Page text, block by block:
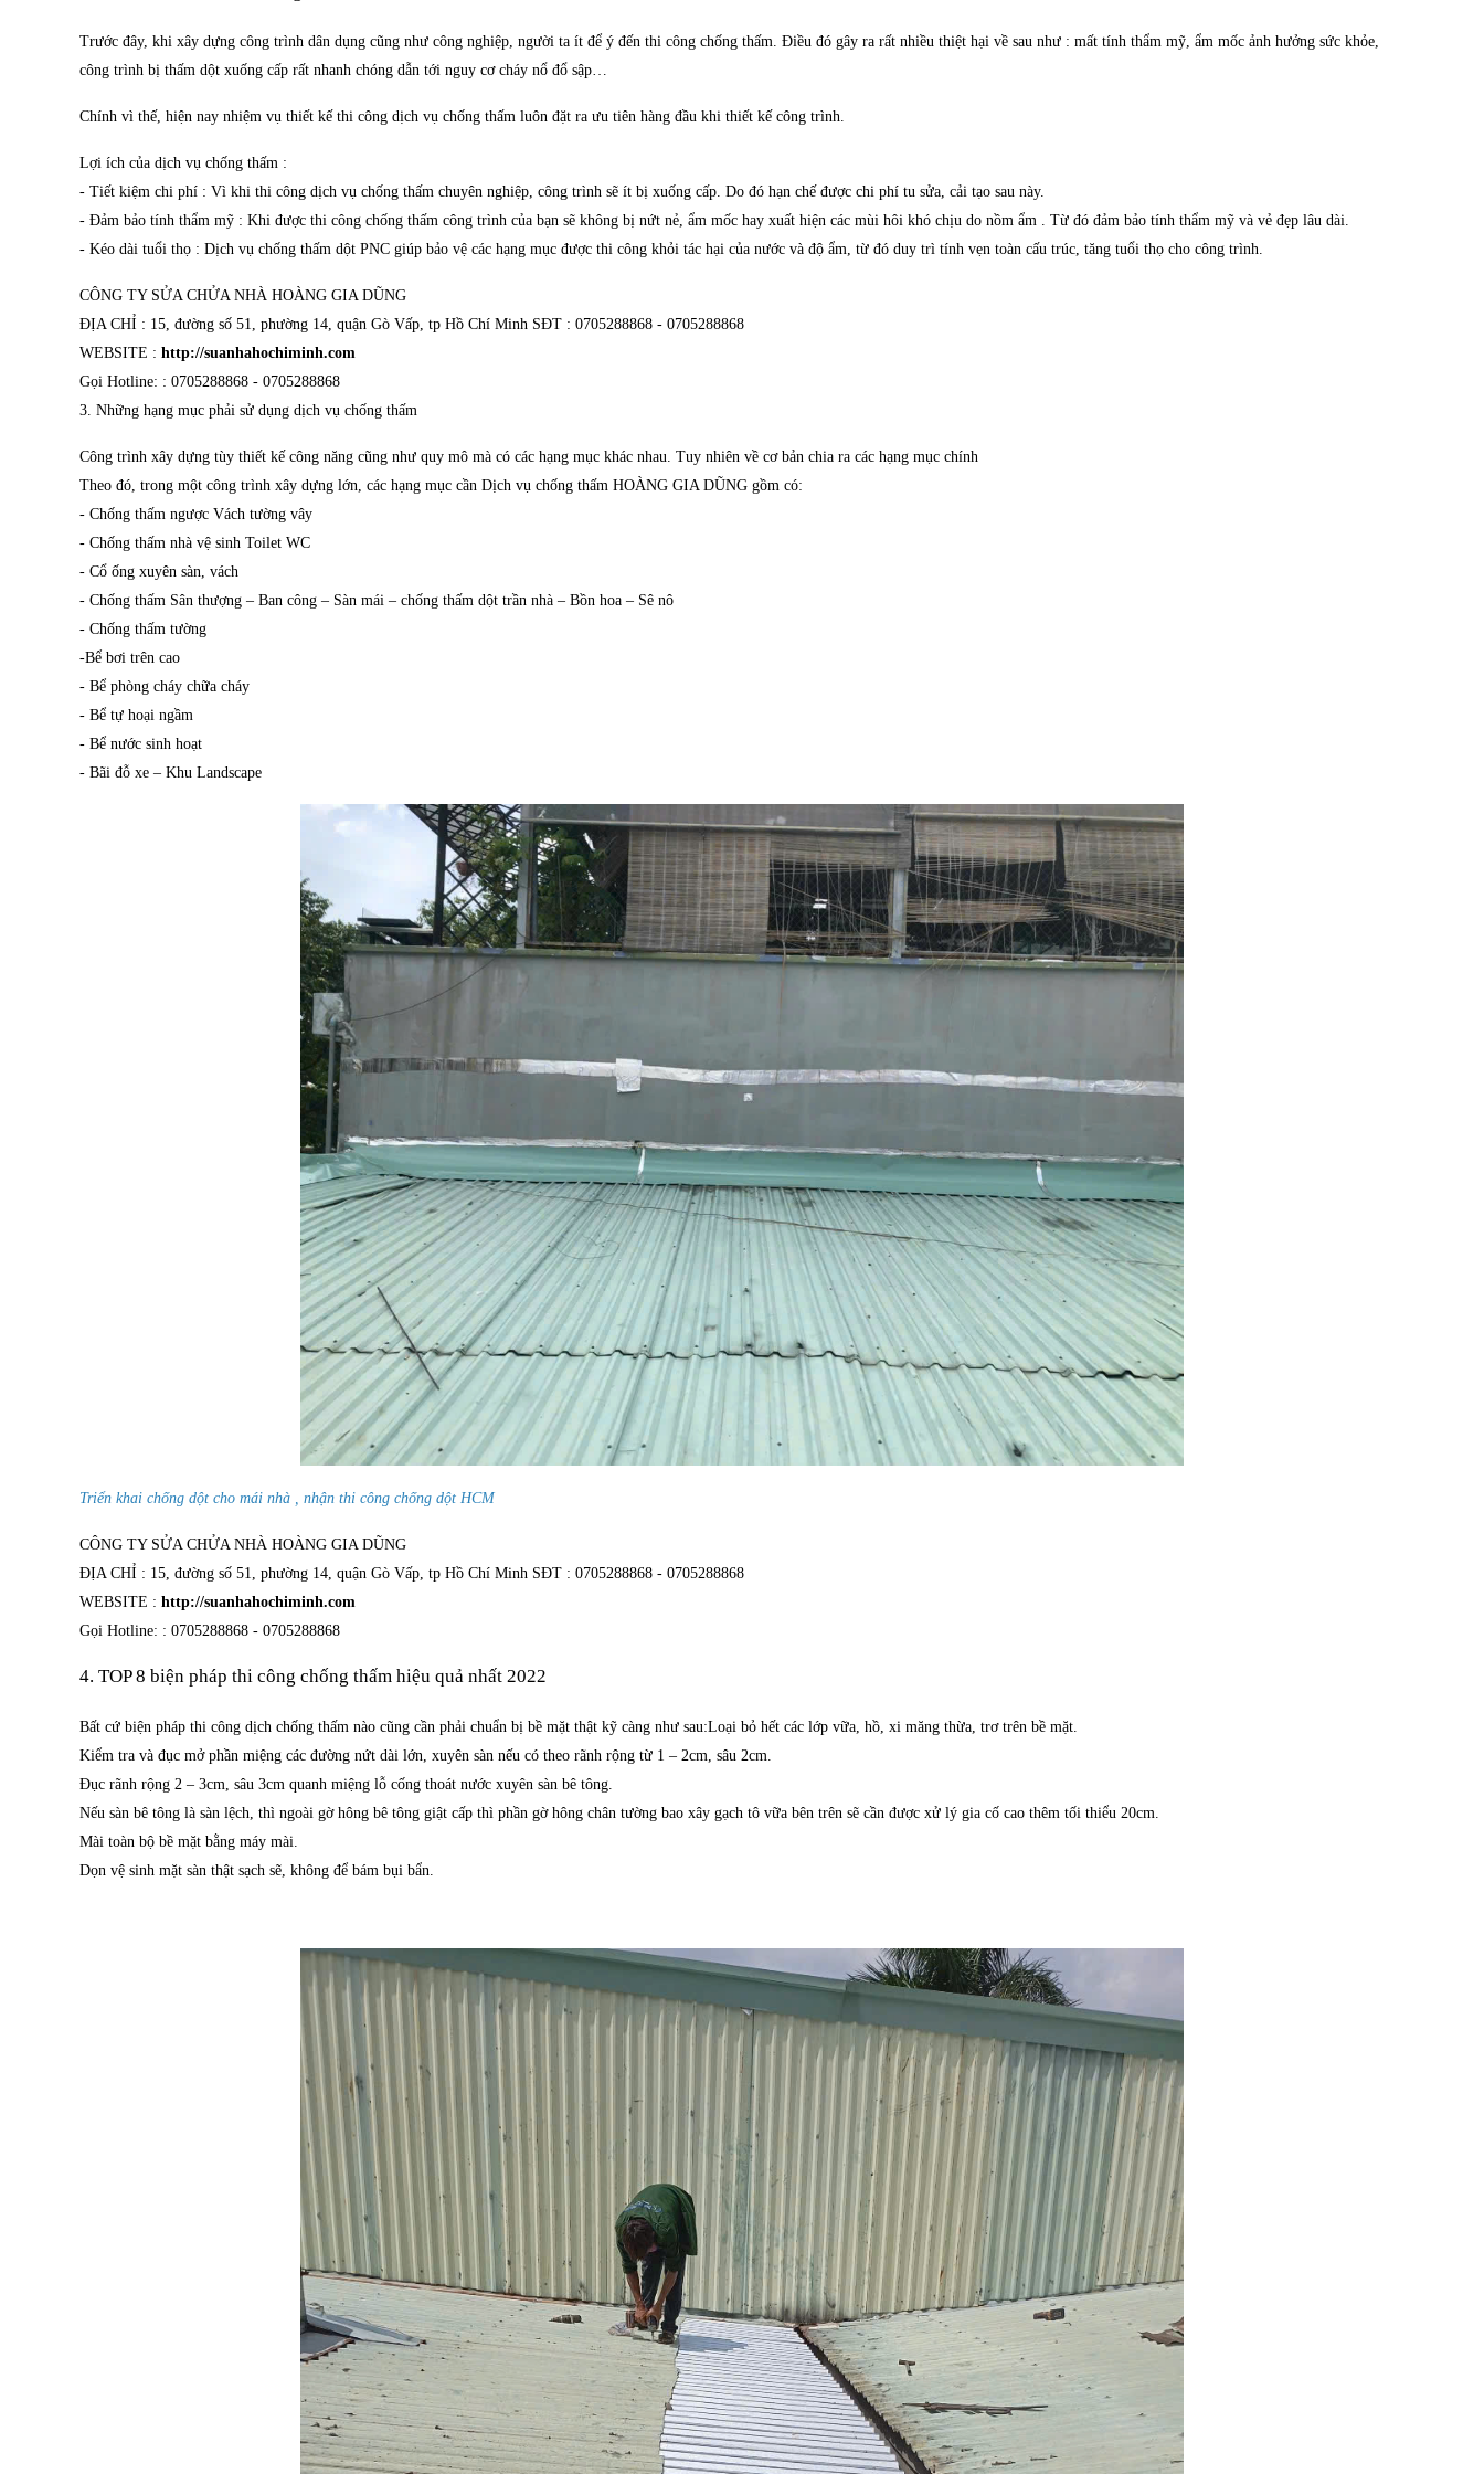
Trước đây, khi xây dựng công trình dân dụng cũng như công nghiệp, người ta ít để ý đến thi công chống thấm. Điều đó gây ra rất nhiều thiệt hại về sau như : mất tính thẩm mỹ, ẩm mốc ảnh hưởng sức khỏe,
công trình bị thấm dột xuống cấp rất nhanh chóng dẫn tới nguy cơ cháy nổ đổ sập…
Chính vì thế, hiện nay nhiệm vụ thiết kế thi công dịch vụ chống thấm luôn đặt ra ưu tiên hàng đầu khi thiết kế công trình.
Lợi ích của dịch vụ chống thấm :
- Tiết kiệm chi phí : Vì khi thi công dịch vụ chống thấm chuyên nghiệp, công trình sẽ ít bị xuống cấp. Do đó hạn chế được chi phí tu sửa, cải tạo sau này.
- Đảm bảo tính thẩm mỹ : Khi được thi công chống thấm công trình của bạn sẽ không bị nứt nẻ, ẩm mốc hay xuất hiện các mùi hôi khó chịu do nồm ẩm . Từ đó đảm bảo tính thẩm mỹ và vẻ đẹp lâu dài.
- Kéo dài tuổi thọ : Dịch vụ chống thấm dột PNC giúp bảo vệ các hạng mục được thi công khỏi tác hại của nước và độ ẩm, từ đó duy trì tính vẹn toàn cấu trúc, tăng tuổi thọ cho công trình.
CÔNG TY SỬA CHỬA NHÀ HOÀNG GIA DŨNG
ĐỊA CHỈ : 15, đường số 51, phường 14, quận Gò Vấp, tp Hồ Chí Minh SĐT : 0705288868 - 0705288868
WEBSITE : http://suanhahochiminh.com
Gọi Hotline: : 0705288868 - 0705288868
3. Những hạng mục phải sử dụng dịch vụ chống thấm
Công trình xây dựng tùy thiết kế công năng cũng như quy mô mà có các hạng mục khác nhau. Tuy nhiên về cơ bản chia ra các hạng mục chính
Theo đó, trong một công trình xây dựng lớn, các hạng mục cần Dịch vụ chống thấm HOÀNG GIA DŨNG gồm có:
- Chống thấm ngược Vách tường vây
- Chống thấm nhà vệ sinh Toilet WC
- Cổ ống xuyên sàn, vách
- Chống thấm Sân thượng – Ban công – Sàn mái – chống thấm dột trần nhà – Bồn hoa – Sê nô
- Chống thấm tường
-Bể bơi trên cao
- Bể phòng cháy chữa cháy
- Bể tự hoại ngầm
- Bể nước sinh hoạt
- Bãi đỗ xe – Khu Landscape
Triển khai chống dột cho mái nhà , nhận thi công chống dột HCM
CÔNG TY SỬA CHỬA NHÀ HOÀNG GIA DŨNG
ĐỊA CHỈ : 15, đường số 51, phường 14, quận Gò Vấp, tp Hồ Chí Minh SĐT : 0705288868 - 0705288868
WEBSITE : http://suanhahochiminh.com
Gọi Hotline: : 0705288868 - 0705288868
4. TOP 8 biện pháp thi công chống thấm hiệu quả nhất 2022
Bất cứ biện pháp thi công dịch chống thấm nào cũng cần phải chuẩn bị bề mặt thật kỹ càng như sau:Loại bỏ hết các lớp vữa, hồ, xi măng thừa, trơ trên bề mặt.
Kiểm tra và đục mở phần miệng các đường nứt dài lớn, xuyên sàn nếu có theo rãnh rộng từ 1 – 2cm, sâu 2cm.
Đục rãnh rộng 2 – 3cm, sâu 3cm quanh miệng lỗ cống thoát nước xuyên sàn bê tông.
Nếu sàn bê tông là sàn lệch, thì ngoài gờ hông bê tông giật cấp thì phần gờ hông chân tường bao xây gạch tô vữa bên trên sẽ cần được xử lý gia cố cao thêm tối thiểu 20cm.
Mài toàn bộ bề mặt bằng máy mài.
Dọn vệ sinh mặt sàn thật sạch sẽ, không để bám bụi bẩn.